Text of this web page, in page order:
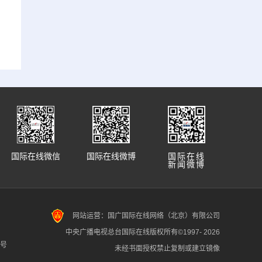
国际在线
新闻微博
国际在线微博
国际在线微信
网站运营：国广国际在线网络（北京）有限公司
中央广播电视总台国际在线版权所有©1997- 2026
未经书面授权禁止复制或建立镜像